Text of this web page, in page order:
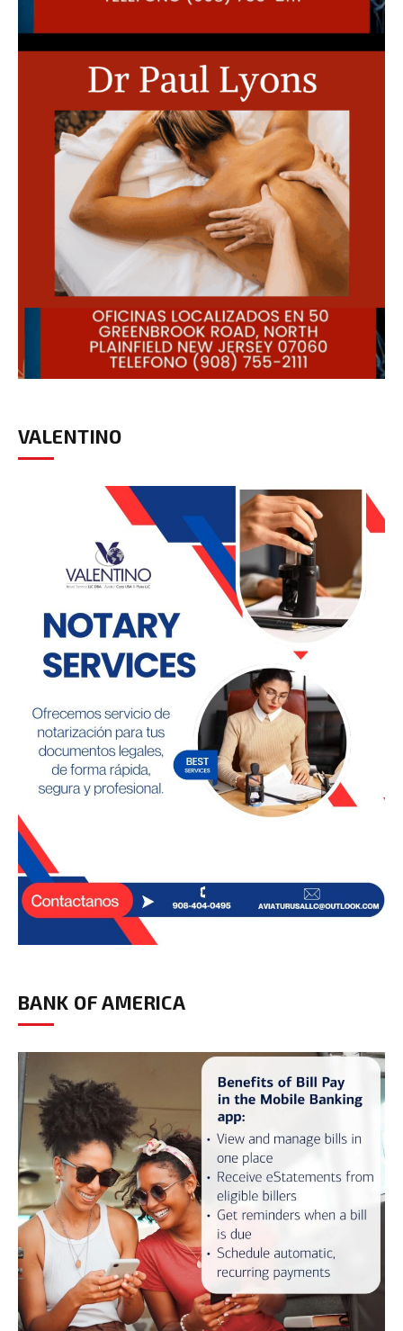
VALENTINO
BANK OF AMERICA